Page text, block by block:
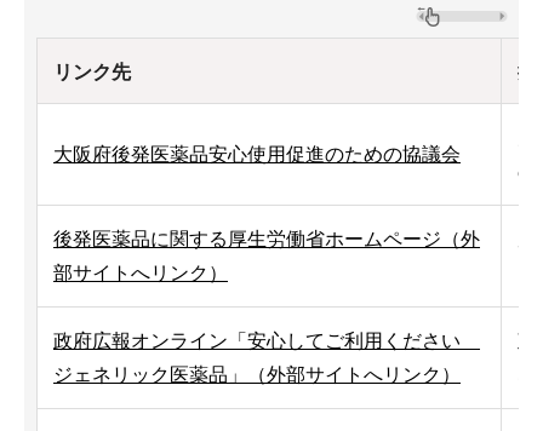
リンク先 掲
大阪府後発医薬品安心使用促進のための協議会
の
後発医薬品に関する厚生労働省ホームページ（外
部サイトへリンク）
政府広報オンライン「安心してご利用ください
ジェネリック医薬品」（外部サイトへリンク）
政